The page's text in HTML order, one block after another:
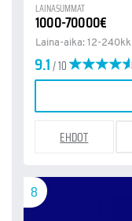
LAINASUMMAT
1000-70000€
Laina-aika: 12-240kk
9.1/ 10
EHDOT
8